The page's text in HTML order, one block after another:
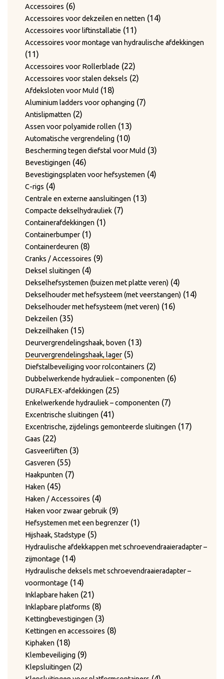
Accessoires 66
producten
Accessoires voor dekzeilen en netten 1414
Accessoires voor liftinstallatie 1111
producten
Accessoires voor montage van hydraulische afdekkingen
1111
producten
Accessoires voor Rollerblade 2222
producten
Accessoires voor stalen deksels 22
Afdeksloten voor Muld 1818
producten
Aluminium ladders voor ophanging 77
Antislipmatten 22
producten
Assen voor polyamide rollen 1313
producten
Automatische vergrendeling 1010
producten
Bescherming tegen diefstal voor Muld 33
Bevestigingen 4646
producten
Bevestigingsplaten voor hefsystemen 44
C-rigs 44
producten
Centrale en externe aansluitingen 1313
Compacte dekselhydrauliek 77
Containerafdekkingen 11
Containerbumper 11
product
Containerdeuren 88
producten
Cranks / Accessoires 99
Deksel sluitingen 44
producten
Dekselhefsystemen (buizen met platte veren) 44
producten
Dekselhouder met hefsysteem (met veerstangen) 1414
Dekselhouder met hefsysteem (met veren) 1616
Dekzeilen 3535
producten
Dekzeilhaken 1515
producten
Deurvergrendelingshaak, boven 1313
Deurvergrendelingshaak, lager 55
producten
Diefstalbeveiliging voor rolcontainers 22
producten
Dubbelwerkende hydrauliek – componenten 66
DURAFLEX-afdekkingen 2525
producten
Enkelwerkende hydrauliek – componenten 77
Excentrische sluitingen 4141
producten
Excentrische, zijdelings gemonteerde sluitingen 1717
Gaas 2222
producten
Gasveerliften 33
Gasveren 5555
producten
Haakpunten 77
Haken 4545
producten
Haken / Accessoires 44
producten
Haken voor zwaar gebruik 99
producten
Hefsystemen met een begrenzer 11
Hijshaak, Stadstype 55
producten
Hydraulische afdekkappen met schroevendraaieradapter –
zijmontage
1414
producten
Hydraulische deksels met schroevendraaieradapter –
voormontage
1414
producten
Inklapbare haken 2121
producten
Inklapbare platforms 88
producten
Kettingbevestigingen 33
producten
Kettingen en accessoires 88
Kiphaken 1818
producten
Klembeveiliging 99
Klepsluitingen 22